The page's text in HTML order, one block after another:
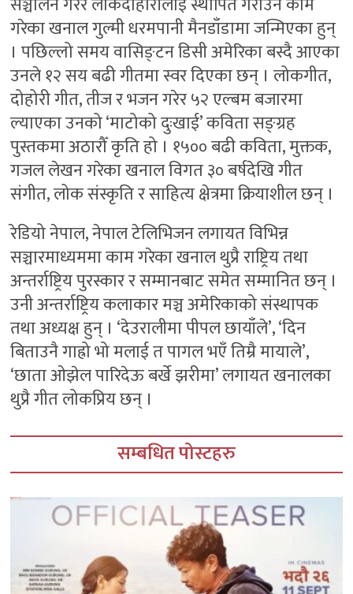
गरेका खनाल गुल्मी धरमपानी मैनडाँडामा जन्मिएका हुन्
। पछिल्लो समय वासिङ्टन डिसी अमेरिका बस्दै आएका
उनले १२ सय बढी गीतमा स्वर दिएका छन् । लोकगीत,
दोहोरी गीत, तीज र भजन गरेर ५२ एल्बम बजारमा
ल्याएका उनको ‘माटोको दुःखाई’ कविता सङ्ग्रह
पुस्तकमा अठारौँ कृति हो । १५०० बढी कविता, मुक्तक,
गजल लेखन गरेका खनाल विगत ३० बर्षदेखि गीत
संगीत, लोक संस्कृति र साहित्य क्षेत्रमा क्रियाशील छन् ।
रेडियो नेपाल, नेपाल टेलिभिजन लगायत विभिन्न
सञ्चारमाध्यममा काम गरेका खनाल थुप्रै राष्ट्रिय तथा
अन्तर्राष्ट्रिय पुरस्कार र सम्मानबाट समेत सम्मानित छन् ।
उनी अन्तर्राष्ट्रिय कलाकार मञ्च अमेरिकाको संस्थापक
तथा अध्यक्ष हुन् । ‘देउरालीमा पीपल छायाँले’, ‘दिन
बिताउनै गाह्रो भो मलाई त पागल भएँ तिम्रै मायाले’,
‘छाता ओझेल पारिदेऊ बर्खे झरीमा’ लगायत खनालका
थुप्रै गीत लोकप्रिय छन् ।
सम्बधित पोस्टहरु